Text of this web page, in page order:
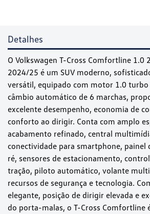
Detalhes
O Volkswagen T-Cross Comfortline 1.0
2024/25 é um SUV moderno,
versátil, equipado com motor 1.0 turbo
câmbio automático de 6 marchas,
excelente desempenho, economia de
conforto ao dirigir. Conta com amplo
acabamento refinado, central
conectividade para smartphone, painel
ré, sensores de estacionamento,
tração, piloto automático, volante
recursos de segurança e tecnologia.
elegante, posição de dirigir elevada e
do porta-malas, o T-Cross Comfortline